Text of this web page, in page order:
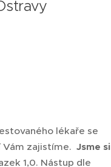
lékaře se
Vám zajistíme. Jsme si
1,0. Nástup dle